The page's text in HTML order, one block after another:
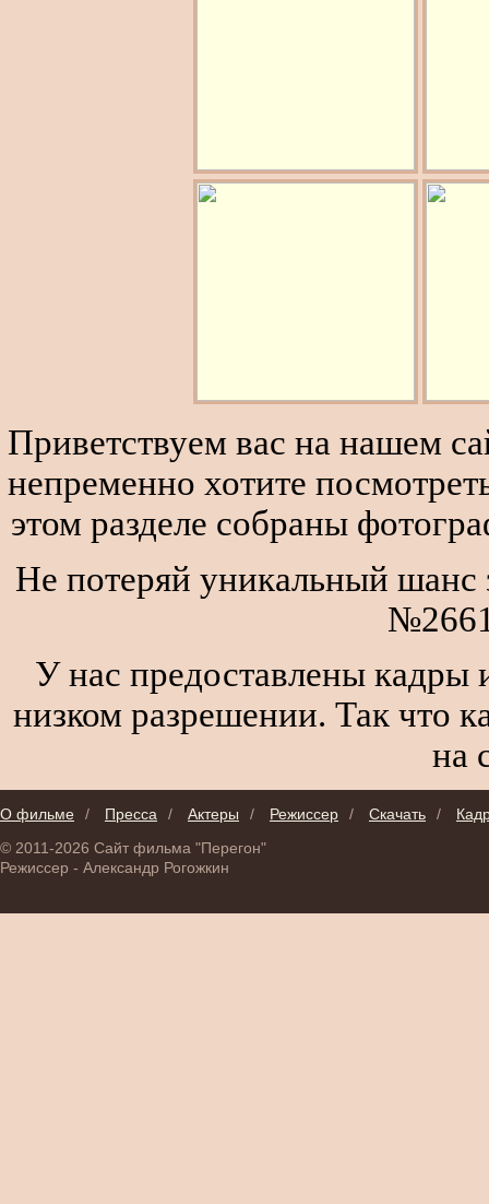
Приветствуем вас на нашем
непременно хотите
этом разделе собраны
Не потеряй уникальный шанс
У нас предоставлены кадры
низком разрешении. Так что
на
О фильме / Пресса / Актеры / Режиссер / Скачать /
© 2011-2026 Сайт фильма "Перегон"
Режиссер - Александр Рогожкин